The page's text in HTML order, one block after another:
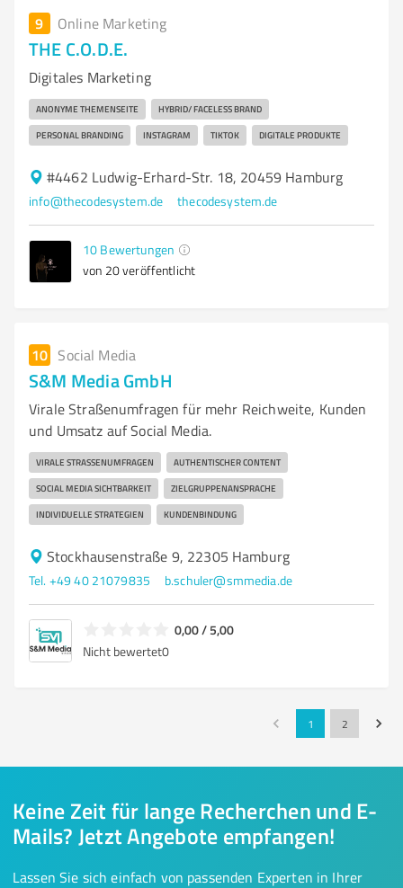
9 Online Marketing
THE C.O.D.E.
Digitales Marketing
ANONYME THEMENSEITE HYBRID/ FACELESS BRAND
PERSONAL BRANDING INSTAGRAM TIKTOK DIGITALE PRODUKTE
#4462 Ludwig-Erhard-Str. 18, 20459 Hamburg
info@thecodesystem.de thecodesystem.de
10 Bewertungen
von 20 veröffentlicht
10 Social Media
S&M Media GmbH
Virale Straßenumfragen für mehr Reichweite, Kunden
und Umsatz auf Social Media.
VIRALE STRASSENUMFRAGEN AUTHENTISCHER CONTENT
SOCIAL MEDIA SICHTBARKEIT ZIELGRUPPENANSPRACHE
INDIVIDUELLE STRATEGIEN KUNDENBINDUNG
Stockhausenstraße 9, 22305 Hamburg
Tel. +49 40 21079835 b.schuler@smmedia.de
0,00 / 5,00
Nicht bewertet0
1 2
Keine Zeit für lange Recherchen und E-
Mails? Jetzt Angebote empfangen!
Lassen Sie sich einfach von passenden Experten in Ihrer